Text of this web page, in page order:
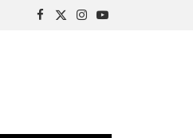
Facebook
X
Instagram
YouTube